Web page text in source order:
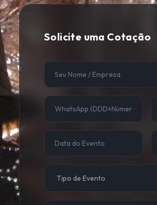
Solicite uma Cotação